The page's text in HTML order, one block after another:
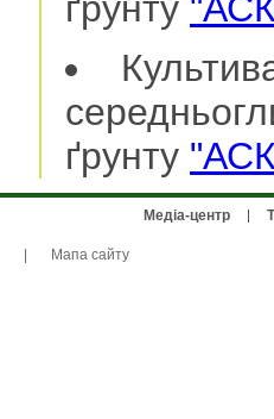
ґрунту
Медіа-центр
Мапа сайту